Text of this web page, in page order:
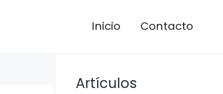
Inicio Contacto
Artículos